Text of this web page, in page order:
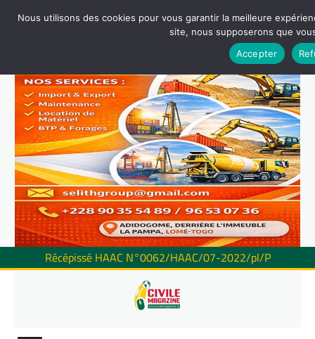
Récépissé HAAC N°0062/HAAC/07-2022/pl/P
Nous utilisons des cookies pour vous garantir la meilleure
site, nous supposerons que
Accepter